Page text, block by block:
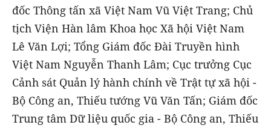
đốc Thông tấn xã Việt Nam Vũ Việt Trang; Chủ
tịch Viện Hàn lâm Khoa học Xã hội Việt Nam
Lê Văn Lợi; Tổng Giám đốc Đài Truyền hình
Việt Nam Nguyễn Thanh Lâm; Cục trưởng Cục
Cảnh sát Quản lý hành chính về Trật tự xã hội -
Bộ Công an, Thiếu tướng Vũ Văn Tấn; Giám đốc
Trung tâm Dữ liệu quốc gia - Bộ Công an, Thiếu